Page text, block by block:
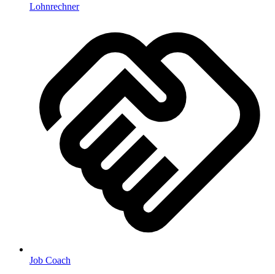
Lohnrechner
Job Coach